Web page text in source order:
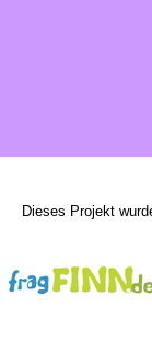
Dieses Projekt